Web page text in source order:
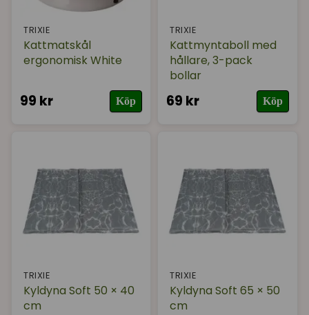
TRIXIE
Kattmatskål
ergonomisk White
99 kr Köp
TRIXIE
Kattmyntaboll med
hållare, 3-pack
bollar
69 kr Köp
TRIXIE
Kyldyna Soft 50 × 40
cm
TRIXIE
Kyldyna Soft 65 × 50
cm